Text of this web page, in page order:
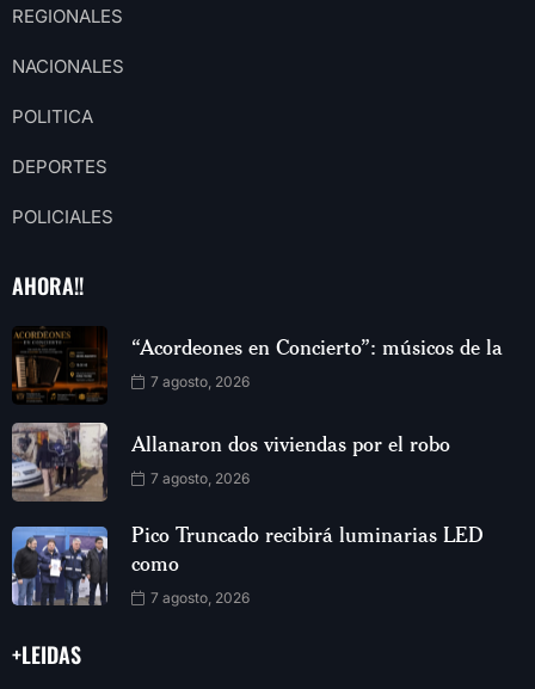
REGIONALES
NACIONALES
POLITICA
DEPORTES
POLICIALES
AHORA!!
“Acordeones en Concierto”: músicos de la
7 agosto, 2026
Allanaron dos viviendas por el robo
7 agosto, 2026
Pico Truncado recibirá luminarias LED
como
7 agosto, 2026
+LEIDAS